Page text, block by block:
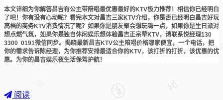
本文详细为你解答昌吉有公主带陪唱最优惠最好的KTV极力推荐！相信你已经明白
了吧！你有没有心动呢？看完本文对昌吉三家KTV介绍，你是否已经明白昌吉好玩
高档的商务KTV消费情况了呢？如果你是朋友聚会想玩嗨一点，如果你是生日派对
想点燃气氛，如果你是独自休闲娱乐想体验昌吉正宗荤KTV，请联系悦经理130
3300 0191微信同步。揭晓最新昌吉KTV公主陪唱价格哪家便宜，一个电话，把
你的需求告诉陈经理，为你推荐安排最适合你的KTV，该打折的打折，该优惠的优
惠。为你的昌吉娱乐夜生活保驾护航！
阅读